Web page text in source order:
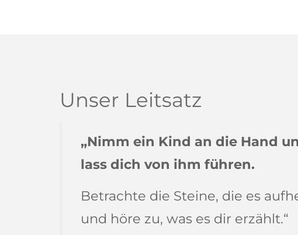
Unser Leitsatz
„Nimm ein Kind an die Hand
lass dich von ihm führen.
Betrachte die Steine, die es
und höre zu, was es dir erzählt.“